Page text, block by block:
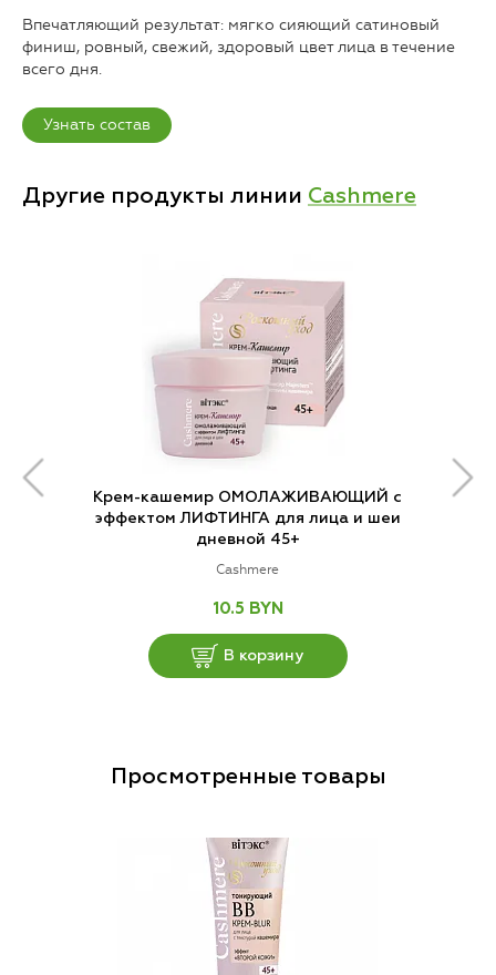
Впечатляющий результат: мягко сияющий сатиновый
финиш, ровный, свежий, здоровый цвет лица в течение
всего дня.
Узнать состав
Другие продукты линии Cashmere
Крем-кашемир ОМОЛАЖИВАЮЩИЙ с
эффектом ЛИФТИНГА для лица и шеи
дневной 45+
Cashmere
10.5 BYN
В корзину
Просмотренные товары